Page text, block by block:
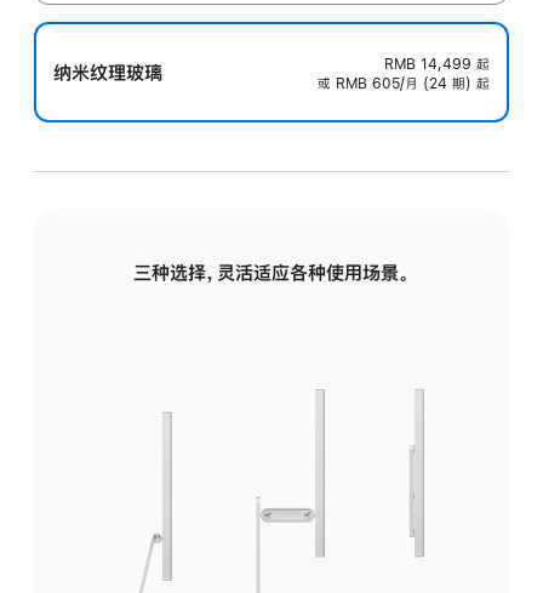
纳米纹理玻璃 RMB 14,499 起
或 RMB 605/月 (24 期) 起
三种选择，灵活适应各种使用场景。